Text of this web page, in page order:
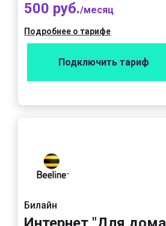
500 руб./месяц
Подробнее о тарифе
Подключить тариф
Билайн